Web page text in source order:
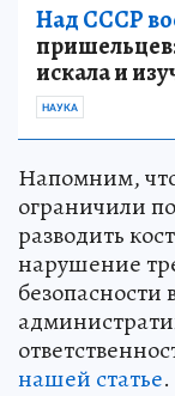
Над СССР
пришельцев:
искала и
НАУКА
Напомним,
ограничили
разводить
нарушение
безопасности
нашей статье.